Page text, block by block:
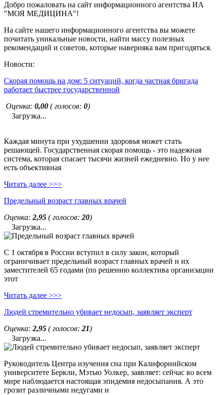
Добро пожаловать на сайт информационного агентства ИА
"МОЯ МЕДИЦИНА"!
На сайте нашего информационного агентства вы можете
почитать уникальные новости, найти массу полезных
рекомендаций и советов, которые наверняка вам пригодяться.
Новости:
Скорая помощь на дом: 5 ситуаций, когда частная бригада
работает быстрее государственной
Оценка: 0,00 ( голосов: 0)
Загрузка...
Каждая минута при ухудшении здоровья может стать
решающей. Государственная скорая помощь - это надежная
система, которая спасает тысячи жизней ежедневно. Но у нее
есть объективная
Читать далее >>>
Предельный возраст главных врачей
Оценка: 2,95 ( голосов: 20)
Загрузка...
С 1 октября в России вступил в силу закон, который
ограничивает предельный возраст главных врачей и их
заместителей 65 годами (по решению коллектива организации
этот
Читать далее >>>
Людей стремительно убивает недосып, заявляет эксперт
Оценка: 2,95 ( голосов: 21)
Загрузка...
Руководитель Центра изучения сна при Калифорнийском
университете Беркли, Мэтью Уолкер, заявляет: сейчас во всем
мире наблюдается настоящая эпидемия недосыпания. А это
грозит различными недугами и